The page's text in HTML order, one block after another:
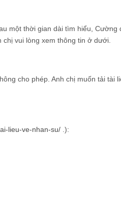
một thời gian dài tìm hiểu, Cường
vui lòng xem thông tin ở dưới.
cho phép. Anh chị muốn tải tài
lieu-ve-nhan-su/ .):